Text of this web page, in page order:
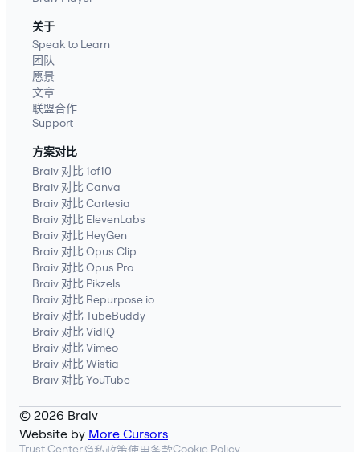
关于
Speak to Learn
团队
愿景
文章
联盟合作
Support
方案对比
Braiv 对比 1of10
Braiv 对比 Canva
Braiv 对比 Cartesia
Braiv 对比 ElevenLabs
Braiv 对比 HeyGen
Braiv 对比 Opus Clip
Braiv 对比 Opus Pro
Braiv 对比 Pikzels
Braiv 对比 Repurpose.io
Braiv 对比 TubeBuddy
Braiv 对比 VidIQ
Braiv 对比 Vimeo
Braiv 对比 Wistia
Braiv 对比 YouTube
© 2026 Braiv
Website by More Cursors
Trust Center
Cookie Policy